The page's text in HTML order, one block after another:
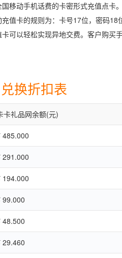
移动手机话费的卡密形式充值点卡
值卡的规则为：卡号17位，密码18
可以轻松实现异地交费。客户购买
换折扣表
卡礼品网余额(元)
485.000
291.000
194.000
99.000
48.500
29.460